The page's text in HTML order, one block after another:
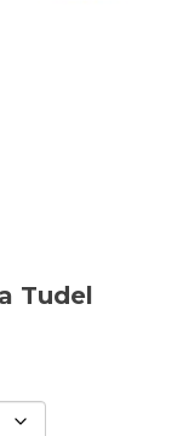
Tudel